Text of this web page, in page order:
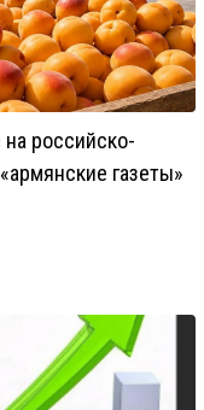
российско-
газеты»